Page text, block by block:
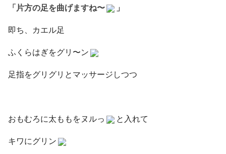
「片方の足を曲げますね〜 」
即ち、カエル足
ふくらはぎをグリ〜ン
足指をグリグリとマッサージしつつ
おもむろに太ももをヌルっ と入れて
キワにグリン